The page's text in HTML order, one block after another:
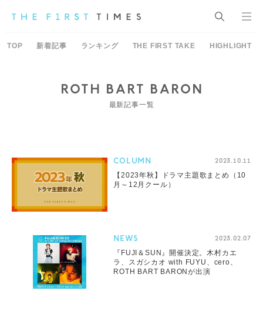
TOP 新着記事 ランキング THE FIRST TAKE HIGHLIGHT
ROTH BART BARON
最新記事一覧
COLUMN 2023.10.11
【2023年秋】ドラマ主題歌まとめ（10
月～12月クール）
NEWS 2023.02.07
『FUJI＆SUN』開催決定。木村カエ
ラ、スガシカオ with FUYU、cero、
ROTH BART BARONが出演